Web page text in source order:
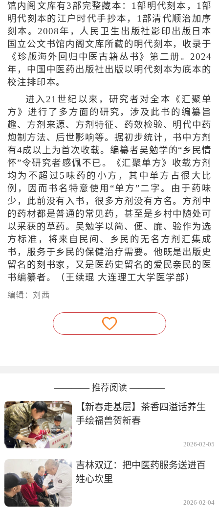
馆内阁文库有3部完整藏本：1部明代刻本，1部
明代刻本的江户时代手抄本，1部清代顺治加序
刻本。2008年，人民卫生出版社影印出版日本
国立公文书馆内阁文库所藏的明代刻本，收录于
《珍版海外回归中医古籍丛书》第二册。2024
年，中国中医药出版社出版以明代刻本为底本的
校注排印本。
进入21世纪以来，研究者对全本《汇聚单
方》进行了多方面的研究，涉及此书的编纂旨
趣、方剂来源、方剂特征、药效检验、明代中药
炮制方法、后世影响等。据初步统计，书中方剂
有4成以上为首次收载。编纂者吴勉学的“乡民情
怀”令研究者感佩不已。《汇聚单方》收载方剂
均为不超过5味药的小方，其中单方占很大比
例，因而书名特意使用“单方”二字。由于药味
少，此前没有入书，很多方剂没有方名。方剂中
的药材都是普通的常见药，甚至是乡村中随处可
以采获的草药。吴勉学以简、便、廉、验作为选
方标准，将来自民间、乡民的无名方剂汇集成
书，服务于乡民的保健治疗需要。他既是出版史
留名的刻书家，又是医药史留名的爱民亲民的医
书编纂者。（ 王续琨 大连理工大学医学部 ）
编辑：刘茜
———— 推荐阅读 ————
【新春走基层】茶香四溢话养生
手绘福兽贺新春
2026-02-05
吉林双辽：把中医药服务送进百
姓心坎里
2026-02-04